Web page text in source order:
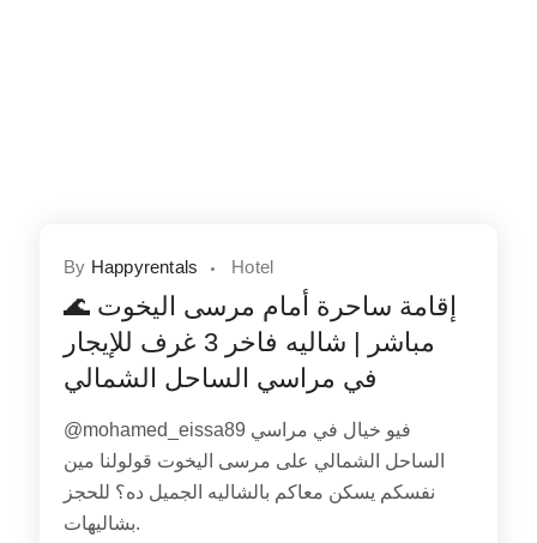
By Happyrentals Hotel
🌊 إقامة ساحرة أمام مرسى اليخوت
مباشر | شاليه فاخر 3 غرف للإيجار
في مراسي الساحل الشمالي
@mohamed_eissa89 فيو خيال في مراسي
الساحل الشمالي على مرسى اليخوت قولولنا مين
نفسكم يسكن معاكم بالشاليه الجميل ده؟ للحجز
بشاليهات.